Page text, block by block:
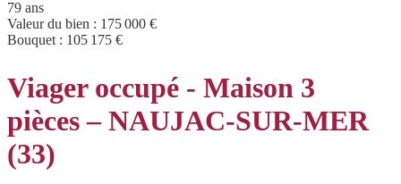
79 ans
Valeur du bien : 175 000 €
Bouquet : 105 175 €
Viager occupé - Maison 3
pièces – NAUJAC-SUR-MER
(33)